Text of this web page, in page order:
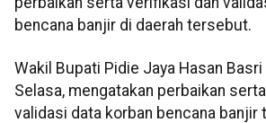
bencana banjir di daerah tersebut.
Wakil Bupati Pidie Jaya Hasan
Selasa, mengatakan perbaikan
validasi data korban bencana banjir